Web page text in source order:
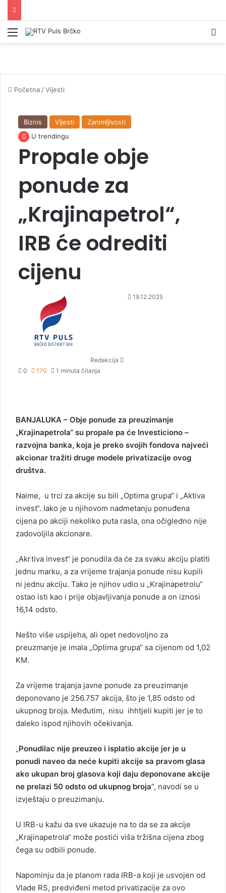
Izbornik
Početna /Vijesti
Biznis Vijesti
Zanimljivosti
U trendingu
Propale obje
ponude za
„Krajinapetrol“,
IRB će odrediti
cijenu
Redakcija
19.12.2025
0 170 1 minuta čitanja
BANJALUKA – Obje ponude za preuzimanje
„Krajinapetrola“ su propale pa će Investiciono –
razvojna banka, koja je preko svojih fondova najveći
akcionar tražiti druge modele privatizacije ovog
društva.
Naime, u trci za akcije su bili „Optima grupa“ i „Aktiva
invest“. Iako je u njihovom nadmetanju ponuđena
cijena po akciji nekoliko puta rasla, ona očigledno nije
zadovoljila akcionare.
„Akrtiva invest“ je ponudila da će za svaku akciju platiti
jednu marku, a za vrijeme trajanja ponude nisu kupili
ni jednu akciju. Tako je njihov udio u „Krajinapetrolu“
ostao isti kao i prije objavljivanja ponude a on iznosi
16,14 odsto.
Nešto više uspijeha, ali opet nedovoljno za
preuzmanje je imala „Optima grupa“ sa cijenom od 1,02
KM.
Za vrijeme trajanja javne ponude za preuzimanje
deponovano je 256.757 akcija, što je 1,85 odsto od
ukupnog broja. Međutim, nisu ihhtjeli kupiti jer je to
daleko ispod njihovih očekivanja.
„Ponudilac nije preuzeo i isplatio akcije jer je u
ponudi naveo da neće kupiti akcije sa pravom glasa
ako ukupan broj glasova koji daju deponovane akcije
ne prelazi 50 odsto od ukupnog broja“, navodi se u
izvještaju o preuzimanju.
U IRB-u kažu da sve ukazuje na to da se za akcije
„Krajinapetrola“ može postići viša tržišna cijena zbog
čega su odbili ponude.
Napominju da je planom rada IRB-a koji je usvojen od
Vlade RS, predviđeni metod privatizacije za ovo